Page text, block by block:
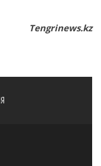
Tengrinews.kz